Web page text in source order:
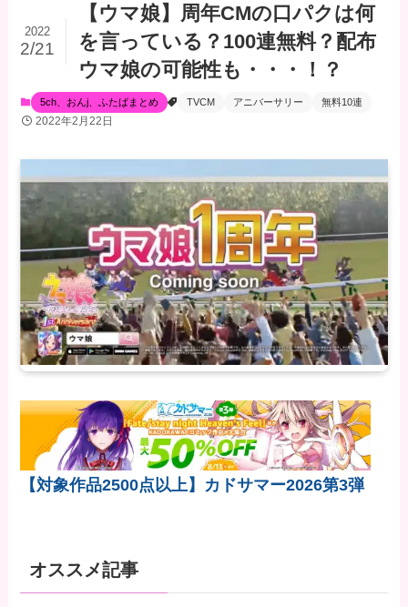
【ウマ娘】周年CMの口パクは何
を言っている？100連無料？配布
ウマ娘の可能性も・・・！？
2022
2/21
5ch、おんj、ふたばまとめ TVCM アニバーサリー 無料10連
2022年2月22日
【対象作品2500点以上】カドサマー2026第3弾
オススメ記事